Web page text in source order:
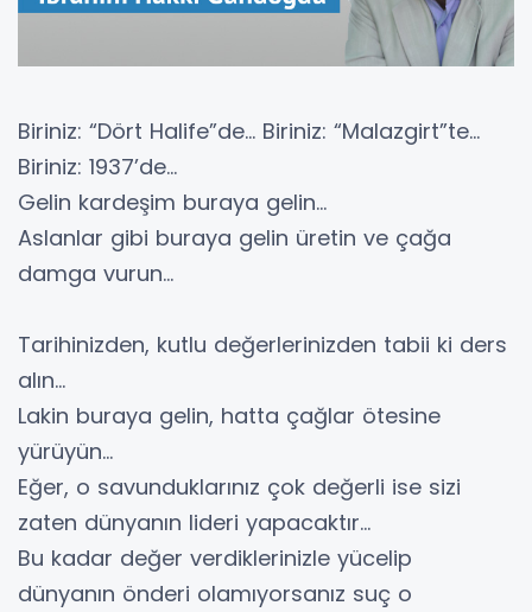
Biriniz: “Dört Halife”de… Biriniz: “Malazgirt”te…
Biriniz: 1937’de…
Gelin kardeşim buraya gelin…
Aslanlar gibi buraya gelin üretin ve çağa
damga vurun…
Tarihinizden, kutlu değerlerinizden tabii ki ders
alın…
Lakin buraya gelin, hatta çağlar ötesine
yürüyün…
Eğer, o savunduklarınız çok değerli ise sizi
zaten dünyanın lideri yapacaktır…
Bu kadar değer verdiklerinizle yücelip
dünyanın önderi olamıyorsanız suç o